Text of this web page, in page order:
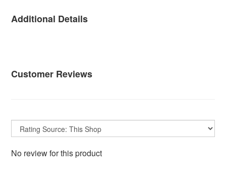
Additional Details
Customer Reviews
No review for this product